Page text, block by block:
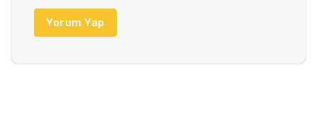
Yorum Yap